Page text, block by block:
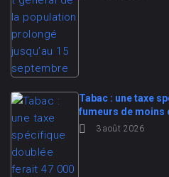
Tabac : une taxe
fumeurs de moins
3 août 2026